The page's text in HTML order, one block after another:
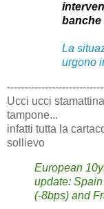
banche
La
urgono
Ucci ucci
tampone...
infatti tutta la
sollievo
European
update:
(-8bps) and